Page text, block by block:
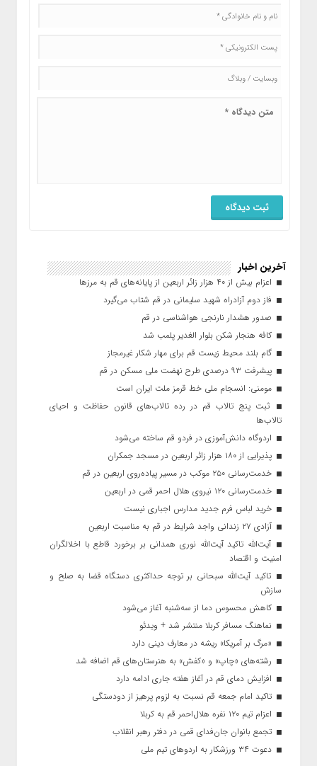
آخرین اخبار
اعزام بیش از ۴۰ هزار زائر اربعین از پایانه‌های قم به مرزها
فاز دوم آزادراه شهید سلیمانی در قم شتاب می‌گیرد
صدور هشدار نارنجی هواشناسی در قم
کافه هنجار شکن بلوار الغدیر پلمب شد
گام بلند محیط زیست قم برای مهار شکار غیرمجاز
پیشرفت ۹۳ درصدی طرح نهضت ملی مسکن در قم
مومنی: انسجام ملی خط قرمز ملت ایران است
ثبت پنج تالاب قم در رده تالاب‌های قانون حفاظت و احیای
تالاب‌ها
اردوگاه دانش‌آموزی در فردو قم ساخته می‌شود
پذیرایی از ۱۸۰ هزار زائر اربعین در مسجد جمکران
خدمت‌رسانی ۲۵۰ موکب در مسیر پیاده‌روی اربعین در قم
خدمت‌رسانی ۱۲۰ نیروی هلال احمر قمی در اربعین
خرید لباس فرم جدید مدارس اجباری نیست
آزادی ۲۷ زندانی واجد شرایط در قم به مناسبت اربعین
آیت‌الله تاکید آیت‌الله نوری همدانی بر برخورد قاطع با اخلالگران
امنیت و اقتصاد
تاکید آیت‌الله‌ سبحانی بر توجه حداکثری دستگاه قضا به صلح و
سازش
کاهش محسوس دما از سه‌شنبه آغاز می‌شود
نماهنگ مسافر کربلا منتشر شد + ویدئو
«مرگ بر آمریکا» ریشه در معارف دینی دارد
رشته‌های «چاپ» و «کفش» به هنرستان‌های قم اضافه شد
افزایش دمای قم در آغاز هفته جاری ادامه دارد
تاکید امام جمعه قم نسبت به لزوم پرهیز از دودستگی
اعزام تیم ۱۲۰ نفره هلال‌احمر قم به کربلا
تجمع بانوان جان‌فدای قمی در دفتر رهبر انقلاب
دعوت ۳۴ ورزشکار به اردوهای تیم ملی